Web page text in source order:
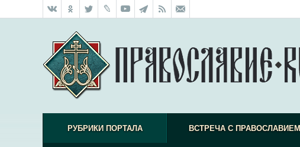
РУБРИКИ ПОРТАЛА ВСТРЕЧА С ПРАВОСЛАВИЕМ